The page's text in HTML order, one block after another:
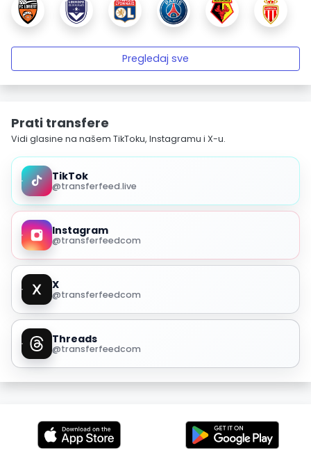
Pregledaj sve
Prati transfere
Vidi glasine na našem TikToku, Instagramu i X-u.
TikTok
@transferfeed.live
Instagram
@transferfeedcom
X
@transferfeedcom
Threads
@transferfeedcom